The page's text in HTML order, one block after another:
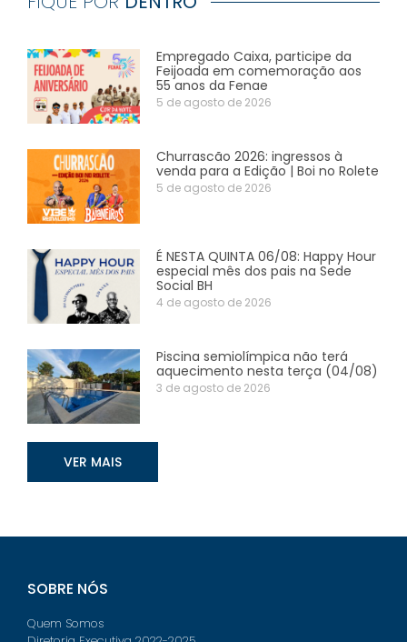
Empregado Caixa, participe da
Feijoada em comemoração aos
55 anos da Fenae
5 de agosto de 2026
Churrascão 2026: ingressos à
venda para a Edição | Boi no Rolete
5 de agosto de 2026
É NESTA QUINTA 06/08: Happy Hour
especial mês dos pais na Sede
Social BH
4 de agosto de 2026
Piscina semiolímpica não terá
aquecimento nesta terça (04/08)
3 de agosto de 2026
VER MAIS
SOBRE NÓS
Quem Somos